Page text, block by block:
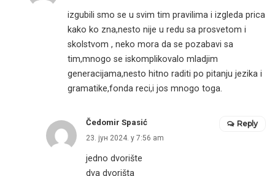
izgubili smo se u svim tim pravilima i izgleda prica
kako ko zna,nesto nije u redu sa prosvetom i
skolstvom , neko mora da se pozabavi sa
tim,mnogo se iskomplikovalo mladjim
generacijama,nesto hitno raditi po pitanju jezika i
gramatike,fonda reci,i jos mnogo toga.
Čedomir Spasić
23. јун 2024. у 7:56 am
jedno dvorište
dva dvorišta
Reply